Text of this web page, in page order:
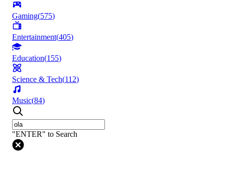
Gaming(575)
Entertainment(405)
Education(155)
Science & Tech(112)
Music(84)
"ENTER" to Search